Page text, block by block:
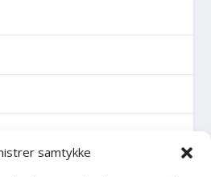
samtykke